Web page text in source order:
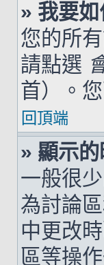
» 我要
您的所
請點選
首）。
回頂端
» 顯示的
一般很
為討論
中更改
區等操